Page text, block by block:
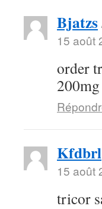
Bjatzs
15 août
order
Kfdbrl
15 août
tricor